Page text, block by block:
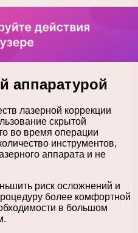
аппаратурой
лазерной коррекции
скрытой
во время операции
инструментов,
аппарата и не
риск осложнений и
более комфортной
в большом